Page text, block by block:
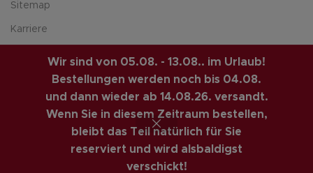
Wir sind von 05.08. - 13.08.. im Urlaub!
Bestellungen werden noch bis 04.08.
und dann wieder ab 14.08.26. versandt.
Wenn Sie in diesem Zeitraum bestellen,
bleibt das Teil natürlich für Sie
reserviert und wird alsbaldigst
verschickt!
Sitemap
Karriere
RECHTLICHES